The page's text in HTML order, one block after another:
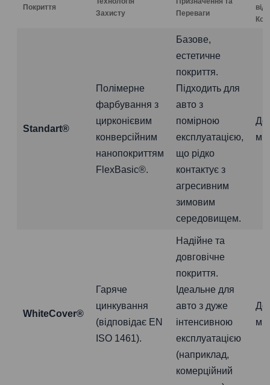
Покриття
Захисту
Переваги
від
Standart®
Полімерне
фарбування з
цирконієвим
конверсійним
нанопокриттям
FlexBasic®.
Базове,
естетичне
покриття.
Підходить для
авто з
помірною
експлуатацією,
що рідко
контактує з
агресивним
зимовим
середовищем.
До
WhiteCover®
Гаряче
цинкування
(відповідає EN
ISO 1461).
Надійне та
довговічне
покриття.
Ідеальне для
авто з дуже
інтенсивною
експлуатацією
(наприклад,
комерційний
До